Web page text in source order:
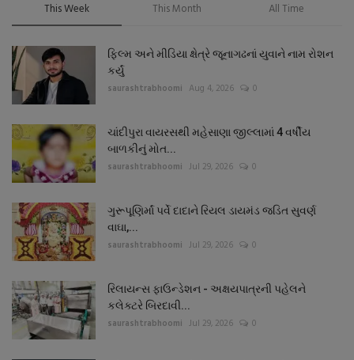
This Week This Month All Time
ફિલ્મ અને મીડિયા ક્ષેત્રે જૂનાગઢનાં યુવાને નામ રોશન
કર્યું
saurashtrabhoomi Aug 4, 2026 0
ચાંદીપુરા વાયરસથી મહેસાણા જીલ્લામાં 4 વર્ષીય
બાળકીનું મોત...
saurashtrabhoomi Jul 29, 2026 0
ગુરૂપૂણિર્માં પર્વે દાદાને રિયલ ડાયમંડ જડિત સુવર્ણ
વાઘા,...
saurashtrabhoomi Jul 29, 2026 0
રિલાયન્સ ફાઉન્ડેશન - અક્ષયપાત્રની પહેલને
કલેક્ટરે બિરદાવી...
saurashtrabhoomi Jul 29, 2026 0